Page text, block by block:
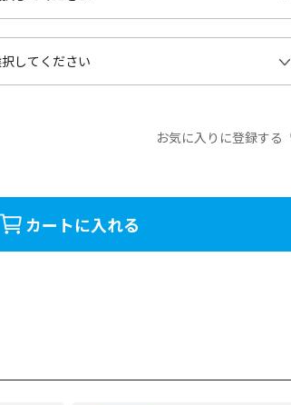
お気に入りに登録する
カートに入れる